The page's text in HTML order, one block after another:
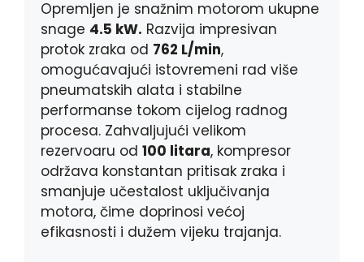
Opremljen je snažnim motorom ukupne
snage 4.5 kW. Razvija impresivan
protok zraka od 762 L/min,
omogućavajući istovremeni rad više
pneumatskih alata i stabilne
performanse tokom cijelog radnog
procesa. Zahvaljujući velikom
rezervoaru od 100 litara, kompresor
održava konstantan pritisak zraka i
smanjuje učestalost uključivanja
motora, čime doprinosi većoj
efikasnosti i dužem vijeku trajanja.